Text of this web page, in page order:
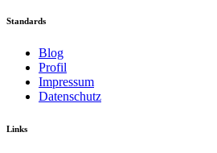
Standards
Blog
Profil
Impressum
Datenschutz
Links